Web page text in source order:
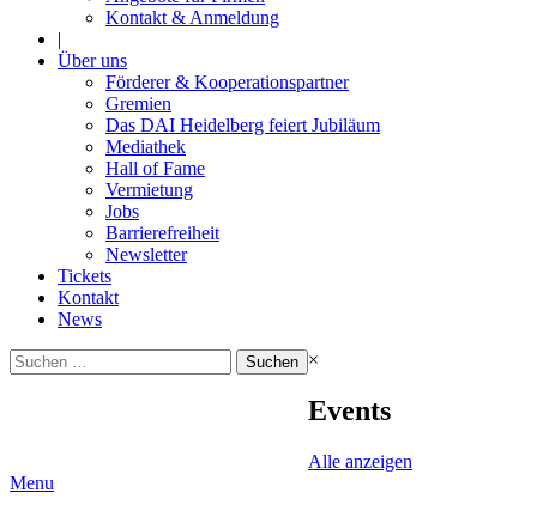
Kontakt & Anmeldung
|
Über uns
Förderer & Kooperationspartner
Gremien
Das DAI Heidelberg feiert Jubiläum
Mediathek
Hall of Fame
Vermietung
Jobs
Barrierefreiheit
Newsletter
Tickets
Kontakt
News
Suchen
nach:
×
Events
Alle anzeigen
Menu